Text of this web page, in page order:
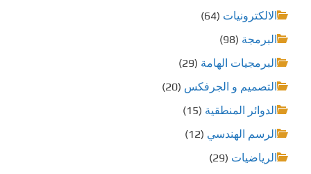
الالكترونيات (64)
البرمجة (98)
البرمجيات الهامة (29)
التصميم و الجرفكس (20)
الدوائر المنطقية (15)
الرسم الهندسي (12)
الرياضيات (29)